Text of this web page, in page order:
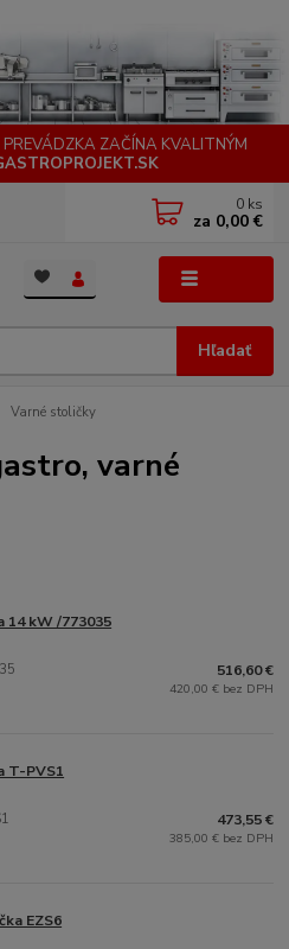
ZAČÍNA KVALITNÝM
Hľadať
0 ks
za 0,00 €
Varné stoličky
varné
14 kW /773035
516,60 €
420,00 € bez DPH
T-PVS1
473,55 €
385,00 € bez DPH
EZS6